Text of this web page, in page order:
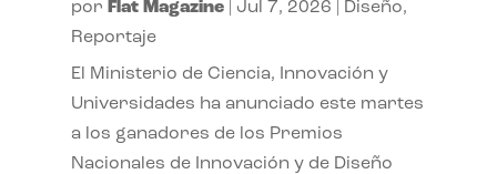
por Flat Magazine| Jul 7, 2026 Diseño,
Reportaje
El Ministerio de Ciencia, Innovación y
Universidades ha anunciado este martes
a los ganadores de los Premios
Nacionales de Innovación y de Diseño